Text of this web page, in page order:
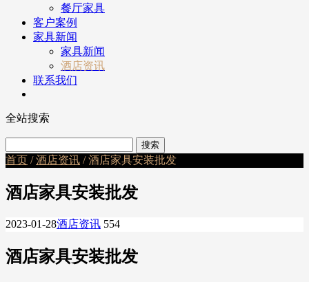
餐厅家具
客户案例
家具新闻
家具新闻
酒店资讯
联系我们
全站搜索
首页 /酒店资讯 / 酒店家具安装批发
酒店家具安装批发
2023-01-28酒店资讯 554
酒店家具安装批发